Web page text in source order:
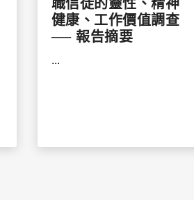
職信徒的靈性、精神
健康、工作價值調查
── 報告摘要
...